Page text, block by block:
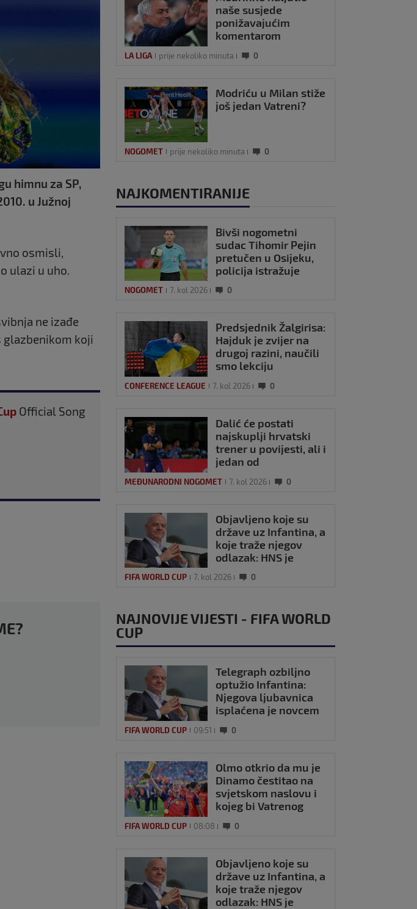
himnu za SP,
u Južnoj
osmisli,
ulazi u uho.
ne izađe
koji
Official Song
naše susjede
ponižavajućim
komentarom
LA LIGA prije nekoliko minuta 0
Modriću u Milan stiže
još jedan Vatreni?
NOGOMET prije nekoliko minuta 0
NAJKOMENTIRANIJE
Bivši nogometni
sudac Tihomir Pejin
pretučen u Osijeku,
policija istražuje
NOGOMET 7. kol 2026 0
Predsjednik Žalgirisa:
Hajduk je zvijer na
drugoj razini, naučili
smo lekciju
CONFERENCE LEAGUE 7. kol 2026 0
Dalić će postati
najskuplji hrvatski
trener u povijesti, ali i
jedan od
svijetu
MEĐUNARODNI NOGOMET 7. kol 2026 0
Objavljeno koje su
države uz Infantina, a
koje traže njegov
odlazak: HNS je
stranu
FIFA WORLD CUP 7. kol 2026 0
NAJNOVIJE VIJESTI - FIFA WORLD
CUP
Telegraph ozbiljno
optužio Infantina:
Njegova ljubavnica
isplaćena je novcem
FIFA WORLD CUP 09:51 0
Olmo otkrio da mu je
Dinamo čestitao na
svjetskom naslovu i
kojeg bi Vatrenog
FIFA WORLD CUP 08:08 0
Objavljeno koje su
države uz Infantina, a
koje traže njegov
odlazak: HNS je